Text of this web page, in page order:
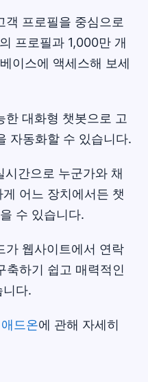
객 프로필을 중심으로
프로필과 1,000만 개
이스에 액세스해 보세
한 대화형 챗봇으로 고
자동화할 수 있습니다.
시간으로 누군가와 채
어느 장치에서든 챗
수 있습니다.
가 웹사이트에서 연락
축하기 쉽고 매력적인
니다.
드온에 관해 자세히